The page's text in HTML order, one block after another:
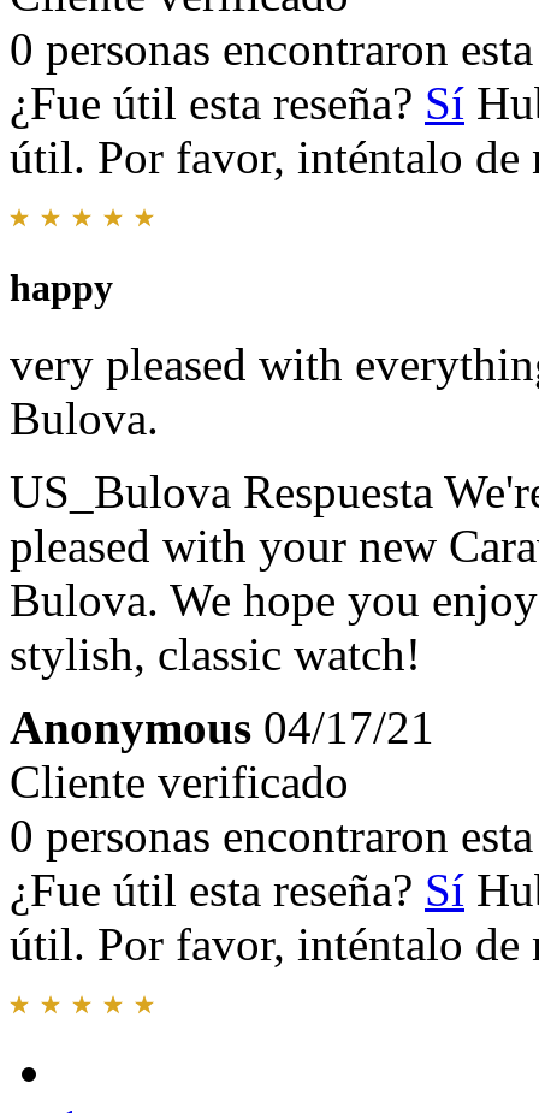
0 personas encontraron
¿Fue útil esta reseña? Sí
útil. Por favor, inténtalo de
happy
very pleased with
Bulova.
US_Bulova Respuesta
pleased with your new
Bulova. We hope you
stylish, classic watch!
Anonymous 04/17/21
Cliente verificado
0 personas encontraron
¿Fue útil esta reseña? Sí
útil. Por favor, inténtalo de